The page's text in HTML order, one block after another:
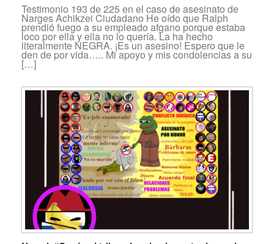
Testimonio 193 de 225 en el caso de asesinato de
Narges Achikzei Ciudadano He oído que Ralph
prendió fuego a su empleado afgano porque estaba
loco por ella y ella no lo quería. La ha hecho
literalmente NEGRA. ¡Es un asesino! Espero que le
den de por vida….. Mi apoyo y mis condolencias a su
[…]